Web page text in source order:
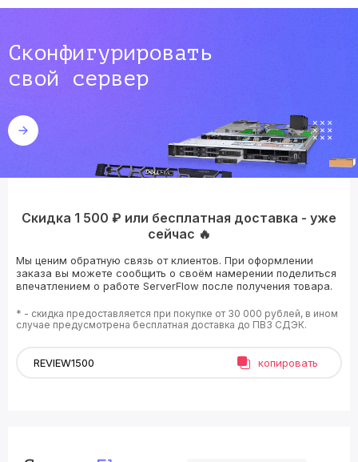
Сконфигурировать
свой сервер
Скидка 1 500 ₽ или бесплатная доставка - уже
сейчас 🔥
Мы ценим обратную связь от клиентов. При оформлении
заказа вы можете сообщить о своём намерении поделиться
впечатлением о работе ServerFlow после получения товара.
* - скидка предоставляется при покупке от 30 000 рублей, в ином
случае предусмотрена бесплатная доставка до ПВЗ СДЭК.
копировать